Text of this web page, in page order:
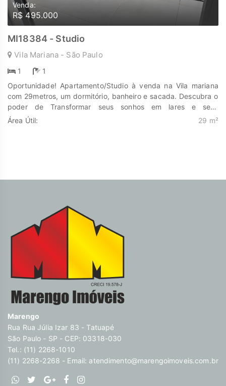
Venda:
R$ 495.000
MI18384 - Studio
Vila Mariana - São Paulo
1
1
Oportunidade! Apartamento/Studio à venda na Vila mariana
com 29metros, um dormitório, banheiro e sacada. Descubra o
poder de Transformar seus sonhos em lares e seus
investimentos em oportunidades. Na Marengo Imóveis cada
Área Útil: 29 m²
Marengo
Rua Rua Júlia Izar 83 - Tatuapé
São Paulo - SP - CEP: 03318-030
Tel.: (11) 2268-1010
(11) 2268-2268 - Email: atendimento@marengoimoveis.com.br